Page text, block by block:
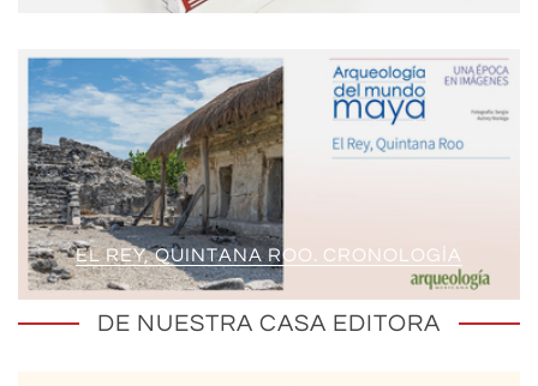
EL REY, QUINTANA ROO. CRONOLOGÍA
DE NUESTRA CASA EDITORA